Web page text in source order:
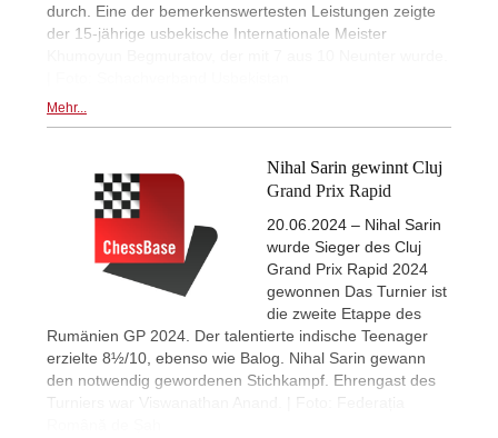
durch. Eine der bemerkenswertesten Leistungen zeigte
der 15-jährige usbekische Internationale Meister
Mehr...
Nihal Sarin gewinnt Cluj
Grand Prix Rapid
20.06.2024 – Nihal Sarin
wurde Sieger des Cluj
Grand Prix Rapid 2024
gewonnen Das Turnier ist
die zweite Etappe des
Rumänien GP 2024. Der talentierte indische Teenager
erzielte 8½/10, ebenso wie Balog. Nihal Sarin gewann
den notwendig gewordenen Stichkampf. Ehrengast des
Turniers war Viswanathan Anand. | Foto: Federația